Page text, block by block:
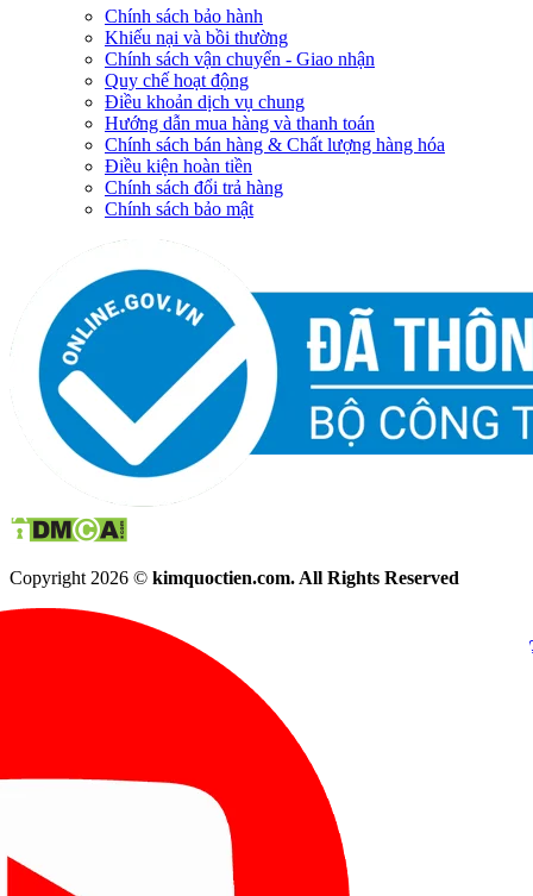
Chính sách bảo hành
Khiếu nại và bồi thường
Chính sách vận chuyển - Giao nhận
Quy chế hoạt động
Điều khoản dịch vụ chung
Hướng dẫn mua hàng và thanh toán
Chính sách bán hàng & Chất lượng hàng hóa
Điều kiện hoàn tiền
Chính sách đổi trả hàng
Chính sách bảo mật
Copyright 2026 © kimquoctien.com. All Rights Reserved
(8h00 - 21h30)
(8h00 -